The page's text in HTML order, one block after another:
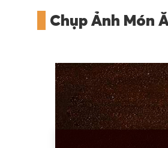
Chụp Ảnh Món